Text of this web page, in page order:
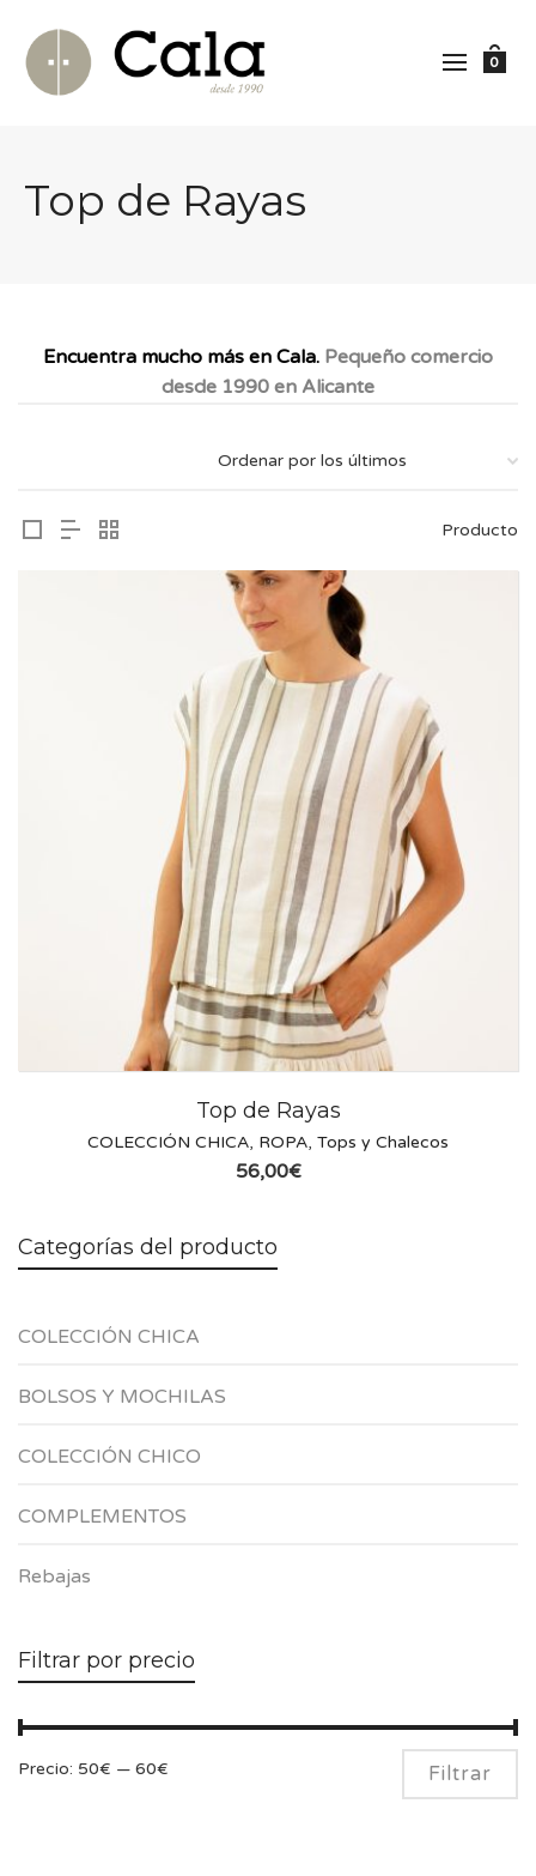
0
Top de Rayas
Encuentra mucho más en Cala. Pequeño comercio
desde 1990 en Alicante
Producto
Top de Rayas
COLECCIÓN CHICA, ROPA, Tops y Chalecos
56,00€
Categorías del producto
COLECCIÓN CHICA
BOLSOS Y MOCHILAS
COLECCIÓN CHICO
COMPLEMENTOS
Rebajas
Filtrar por precio
Filtrar
Precio: 50€ — 60€